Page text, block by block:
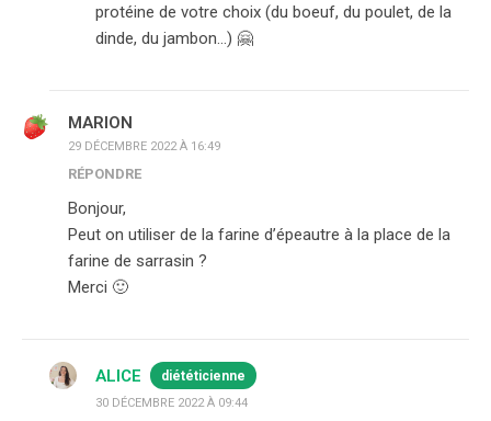
protéine de votre choix (du boeuf, du poulet, de la
dinde, du jambon…) 🤗
MARION
29 DÉCEMBRE 2022 À 16:49
RÉPONDRE
Bonjour,
Peut on utiliser de la farine d’épeautre à la place de la
farine de sarrasin ?
Merci 🙂
ALICE diététicienne
30 DÉCEMBRE 2022 À 09:44